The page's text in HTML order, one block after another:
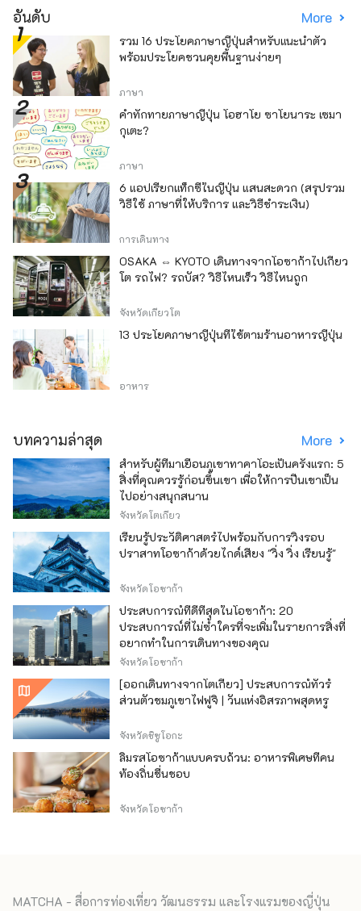
อันดับ More
รวม 16 ประโยคภาษาญี่ปุ่นสำหรับแนะนำตัว
พร้อมประโยคชวนคุยพื้นฐานง่ายๆ
ภาษา
คำทักทายภาษาญี่ปุ่น โอฮาโย ซาโยนาระ เซมา
กุเตะ?
ภาษา
6 แอปเรียกแท็กซี่ในญี่ปุ่น แสนสะดวก (สรุปรวม
วิธีใช้ ภาษาที่ให้บริการ และวิธีชำระเงิน)
การเดินทาง
OSAKA ⇔ KYOTO เดินทางจากโอซาก้าไปเกียว
โต รถไฟ? รถบัส? วิธีไหนเร็ว วิธีไหนถูก
จังหวัดเกียวโต
13 ประโยคภาษาญี่ปุ่นที่ใช้ตามร้านอาหารญี่ปุ่น
อาหาร
บทความล่าสุด More
สำหรับผู้ที่มาเยือนภูเขาทาคาโอะเป็นครั้งแรก: 5
สิ่งที่คุณควรรู้ก่อนขึ้นเขา เพื่อให้การปีนเขาเป็น
ไปอย่างสนุกสนาน
จังหวัดโตเกียว
เรียนรู้ประวัติศาสตร์ไปพร้อมกับการวิ่งรอบ
ปราสาทโอซาก้าด้วยไกด์เสียง "วิ่ง วิ่ง เรียนรู้"
จังหวัดโอซาก้า
ประสบการณ์ที่ดีที่สุดในโอซาก้า: 20
ประสบการณ์ที่ไม่ซ้ำใครที่จะเพิ่มในรายการสิ่งที่
อยากทำในการเดินทางของคุณ
จังหวัดโอซาก้า
[ออกเดินทางจากโตเกียว] ประสบการณ์ทัวร์
ส่วนตัวชมภูเขาไฟฟูจิ | วันแห่งอิสรภาพสุดหรู
จังหวัดชิซูโอกะ
ลิ้มรสโอซาก้าแบบครบถ้วน: อาหารพิเศษที่คน
ท้องถิ่นชื่นชอบ
จังหวัดโอซาก้า
MATCHA - สื่อการท่องเที่ยว วัฒนธรรม และโรงแรมของญี่ปุ่น